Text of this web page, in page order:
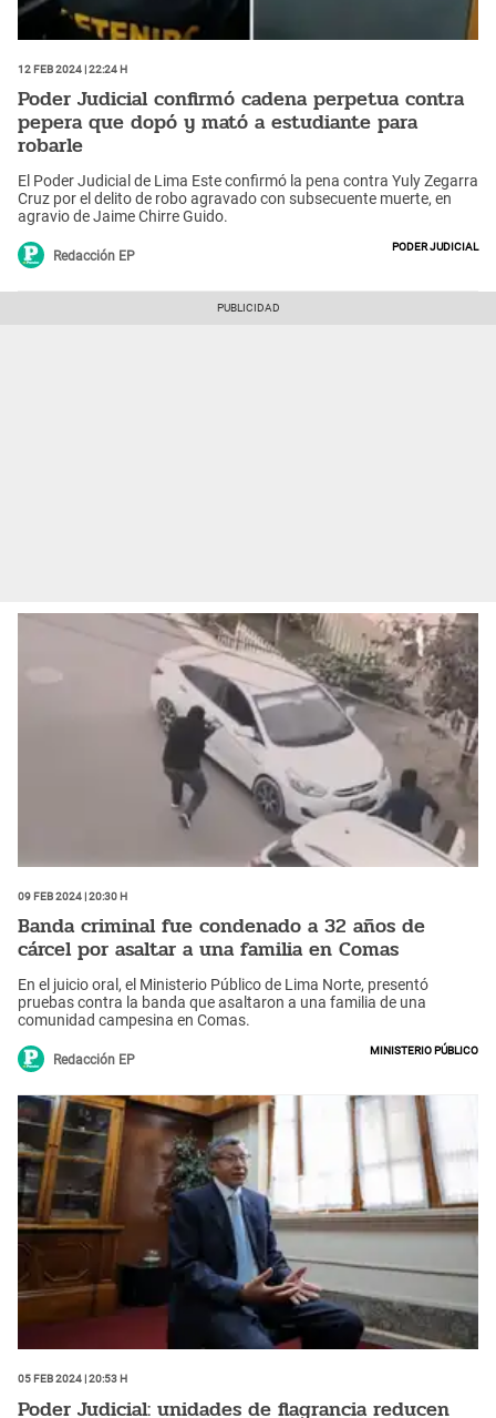
12 Feb 2024 | 22:24 h
Poder Judicial confirmó cadena perpetua contra
pepera que dopó y mató a estudiante para
robarle
El Poder Judicial de Lima Este confirmó la pena contra Yuly Zegarra
Cruz por el delito de robo agravado con subsecuente muerte, en
agravio de Jaime Chirre Guido.
Redacción EP
Poder Judicial
09 Feb 2024 | 20:30 h
Banda criminal fue condenado a 32 años de
cárcel por asaltar a una familia en Comas
En el juicio oral, el Ministerio Público de Lima Norte, presentó
pruebas contra la banda que asaltaron a una familia de una
comunidad campesina en Comas.
Redacción EP
Ministerio Público
05 Feb 2024 | 20:53 h
Poder Judicial: unidades de flagrancia reducen